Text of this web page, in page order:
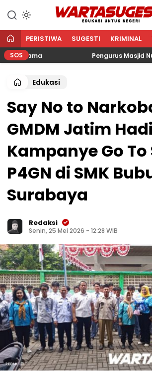
WARTA SUGESTI √ EDUKASI
Edukasi Untuk Negeri
PERISTIWA SUGESTI KRIMINAL
SOS Pengurus Masjid Nurul
Edukasi
Say No to
GMDM Jatim
Kampanye Go To
P4GN di SMK
Surabaya
Redaksi
Senin, 25 Mei 2026 - 12:28 WIB